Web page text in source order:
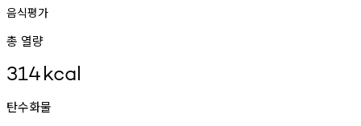
음식평가
총 열량
314kcal
탄수화물